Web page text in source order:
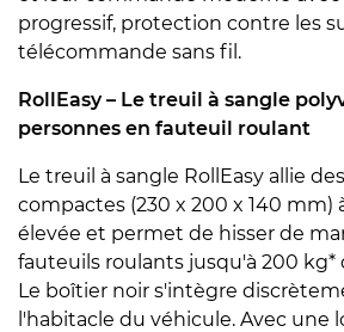
progressif, protection contre les
télécommande sans fil.
RollEasy – Le treuil à sangle
personnes en fauteuil roulant
Le treuil à sangle RollEasy allie
compactes (230 x 200 x 140 mm)
élevée et permet de hisser de
fauteuils roulants jusqu'à 200 kg*
Le boîtier noir s'intègre
l'habitacle du véhicule. Avec une